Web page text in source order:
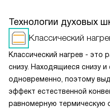
Технологии духовых
Классический
Классический нагрев - это
снизу. Находящиеся снизу
одновременно, поэтому
эффект естественной
равномерную термическую